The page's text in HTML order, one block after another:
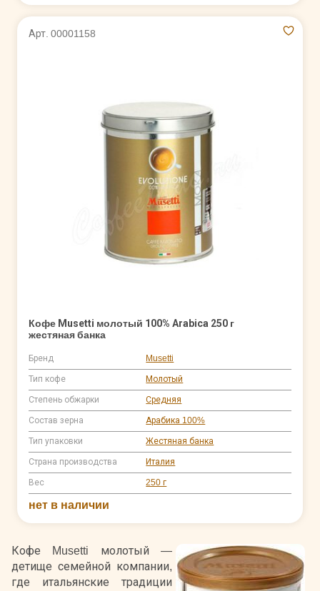
Кофе Musetti молотый —
детище семейной компании,
где итальянские традиции
Арт. 00001158
Кофе Musetti молотый 100% Arabica 250 г
жестяная банка
Бренд Musetti
Тип кофе Молотый
Степень обжарки Средняя
Состав зерна Арабика 100%
Тип упаковки Жестяная банка
Страна производства Италия
Вес 250 г
нет в наличии